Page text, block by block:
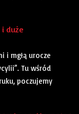
i duże
i mgłą urocze
Tu wśród
poczujemy